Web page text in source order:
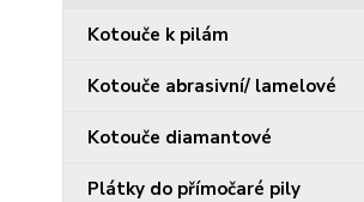
Kotouče k pilám
Kotouče abrasivní/ lamelové
Kotouče diamantové
Plátky do přímočaré pily